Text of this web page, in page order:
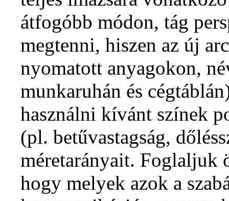
átfogóbb módon, tág
megtenni, hiszen az új
nyomatott anyagokon,
munkaruhán és
használni kívánt színek
(pl. betűvastagság,
méretarányait. Foglaljuk
hogy melyek azok a